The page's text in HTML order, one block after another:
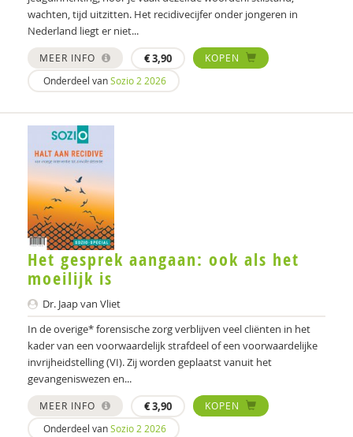
wachten, tijd uitzitten. Het recidivecijfer onder jongeren in
Nederland liegt er niet...
MEER INFO €3,90
KOPEN
Onderdeel vanSozio 2 2026
Het gesprek aangaan: ook als het
moeilijk is
Dr. Jaap van Vliet
In de overige* forensische zorg verblijven veel cliënten in het
kader van een voorwaardelijk strafdeel of een voorwaardelijke
invrijheidstelling (VI). Zij worden geplaatst vanuit het
gevangeniswezen en...
MEER INFO €3,90
KOPEN
Onderdeel vanSozio 2 2026